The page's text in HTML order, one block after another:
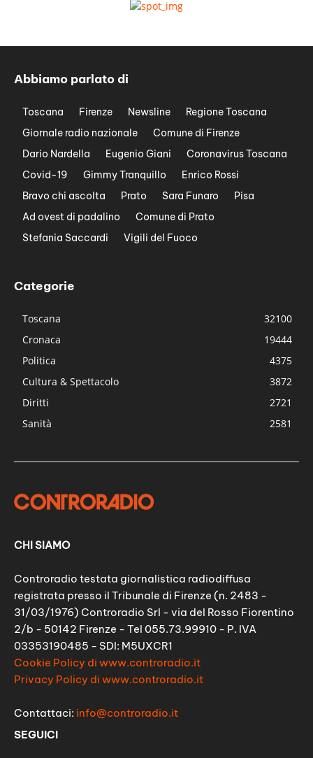
Abbiamo parlato di
Toscana Firenze Newsline
Regione Toscana
Giornale radio nazionale
Comune di Firenze
Dario Nardella
Eugenio Giani
Coronavirus Toscana
Covid-19
Gimmy Tranquillo
Enrico Rossi
Bravo chi ascolta
Prato Sara Funaro
Pisa
Ad ovest di padalino
Comune di Prato
Stefania Saccardi
Vigili del Fuoco
Categorie
Toscana
32100
Cronaca
19444
Politica
4375
Cultura & Spettacolo
3872
Diritti
2721
Sanità
2581
CHI SIAMO
Controradio testata giornalistica radiodiffusa
registrata presso il Tribunale di Firenze (n. 2483 -
31/03/1976) Controradio Srl - via del Rosso Fiorentino
2/b - 50142 Firenze - Tel 055.73.99910 - P. IVA
03353190485 - SDI: M5UXCR1
Cookie Policy di www.controradio.it
Privacy Policy di www.controradio.it
Contattaci: info@controradio.it
SEGUICI